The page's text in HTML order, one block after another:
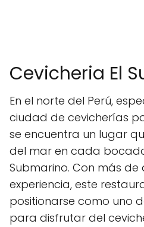
Cevicheria El
En el norte del Perú,
ciudad de cevicherías
se encuentra un lugar
del mar en cada
Submarino. Con más
experiencia, este
positionarse como uno
para disfrutar del